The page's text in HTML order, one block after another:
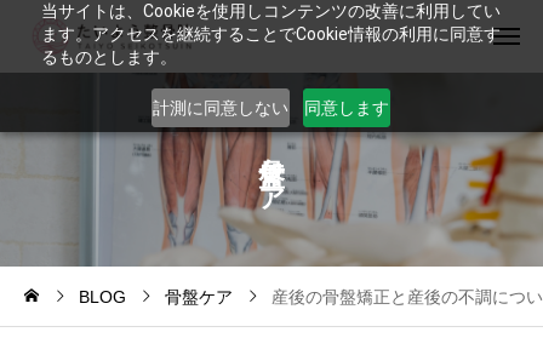
当サイトは、Cookieを使用しコンテンツの改善に利用してい
ます。アクセスを継続することでCookie情報の利用に同意す
るものとします。
計測に同意しない 同意します
ケ
ア
BLOG 骨盤ケア 産後の骨盤矯正と産後の不調につ